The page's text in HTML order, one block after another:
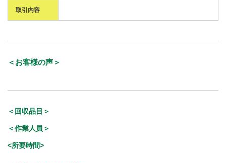
取引内容
＜お客様の声＞
＜回収品目＞
＜作業人員＞
<所要時間>